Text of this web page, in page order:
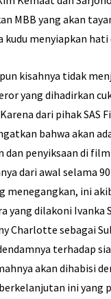
MBB yang akan
kudu menyiapkan
kisahnya tidak
yang dihadirkan
dari pihak SAS
bahwa akan
dan penyiksaan di
dari awal selama
menegangkan, ini
yang dilakoni Ivanka
Charlotte sebagai
terhadap
akan dihabisi
ini yang